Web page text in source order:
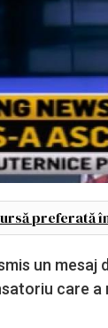
preferată
un
care